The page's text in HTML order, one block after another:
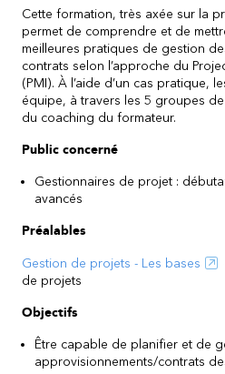
Cette formation, très axée sur la
permet de comprendre et de
meilleures pratiques de gestion
contrats selon l’approche du
(PMI). À l’aide d’un cas pratique,
équipe, à travers les 5 groupes
du coaching du formateur.
Public concerné
Gestionnaires de projet :
avancés
Préalables
Gestion de projets - Les bases
de projets
Objectifs
Être capable de planifier et de
approvisionnements/contrats